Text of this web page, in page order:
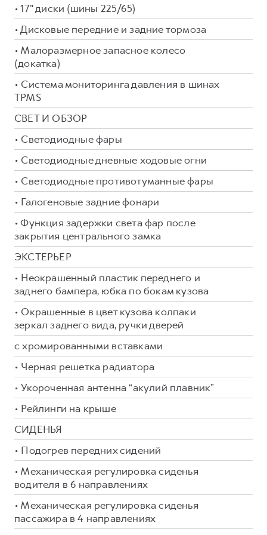
• 17" диски (шины 225/65)
• Дисковые передние и задние тормоза
• Малоразмерное запасное колесо
(докатка)
• Система мониторинга давления в шинах
TPMS
СВЕТ И ОБЗОР
• Светодиодные фары
• Светодиодные дневные ходовые огни
• Светодиодные противотуманные фары
• Галогеновые задние фонари
• Функция задержки света фар после
закрытия центрального замка
ЭКСТЕРЬЕР
• Неокрашенный пластик переднего и
заднего бампера, юбка по бокам кузова
• Окрашенные в цвет кузова колпаки
зеркал заднего вида, ручки дверей
с хромированными вставками
• Черная решетка радиатора
• Укороченная антенна “акулий плавник”
• Рейлинги на крыше
СИДЕНЬЯ
• Подогрев передних сидений
• Механическая регулировка сиденья
водителя в 6 направлениях
• Механическая регулировка сиденья
пассажира в 4 направлениях